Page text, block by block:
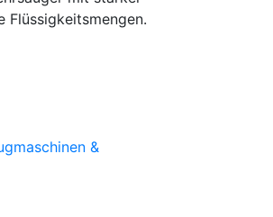
Flüssigkeitsmengen.
&